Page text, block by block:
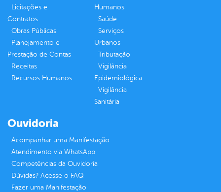
Licitações e
Contratos
Obras Públicas
Planejamento e
Prestação de Contas
Receitas
Recursos Humanos
Humanos
Saúde
Serviços
Urbanos
Tributação
Vigilância
Epidemiológica
Vigilância
Sanitária
Ouvidoria
Acompanhar uma Manifestação
Atendimento via WhatsApp
Competências da Ouvidoria
Dúvidas? Acesse o FAQ
Fazer uma Manifestação